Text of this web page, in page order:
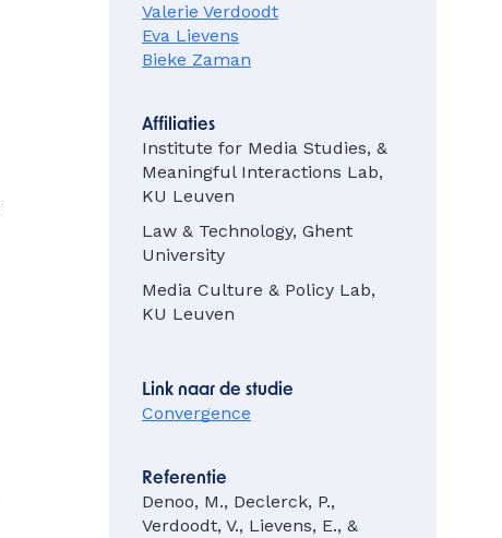
Valerie Verdoodt
Eva Lievens
Bieke Zaman
Affiliaties
Institute for Media Studies, &
Meaningful Interactions Lab,
KU Leuven
Law & Technology, Ghent
University
Media Culture & Policy Lab,
KU Leuven
Link naar de studie
Convergence
Referentie
Denoo, M., Declerck, P.,
Verdoodt, V., Lievens, E., &